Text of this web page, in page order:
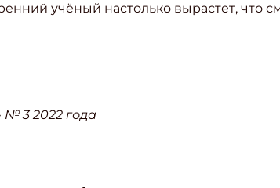
учёный настолько вырастет, что
№ 3 2022 года